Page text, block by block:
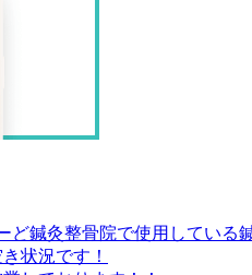
ど鍼灸整骨院で使用している
状況です！